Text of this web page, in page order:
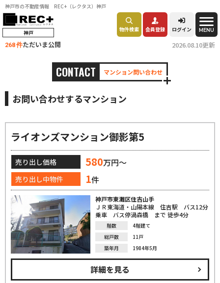
神戸市の不動産情報 REC+（レクタス）神戸
神戸 物件検索 会員登録 ログイン MENU
268 件ただいま公開 2026.08.10更新
CONTACT マンション問い合わせ
お問い合わせするマンション
ライオンズマンション御影第5
売り出し価格 580万円～
売り出し中物件 1件
神戸市東灘区住吉山手
ＪＲ東海道・山陽本線 住吉駅 バス12分
乗車 バス停渦森橋 まで 徒歩4分
階数
4階建て
総戸数
11戸
築年月
1984年5月
詳細を見る